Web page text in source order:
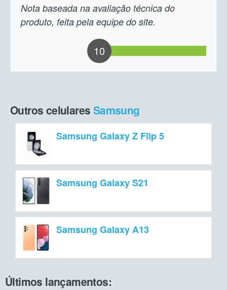
Nota baseada na avaliação técnica do
produto, feita pela equipe do site.
10
Outros celulares Samsung
Samsung Galaxy Z Flip 5
Samsung Galaxy S21
Samsung Galaxy A13
Últimos lançamentos: